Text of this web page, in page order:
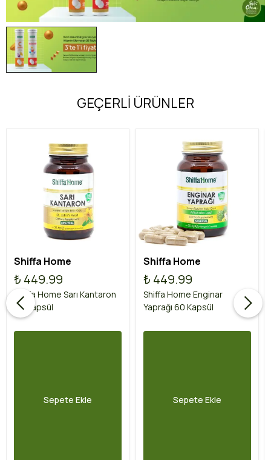
GEÇERLİ ÜRÜNLER
Shiffa Home
₺ 449.99
Shiffa Home Sarı Kantaron
60 Kapsül
Sepete Ekle
Shiffa Home
₺ 449.99
Shiffa Home Enginar
Yaprağı 60 Kapsül
Sepete Ekle